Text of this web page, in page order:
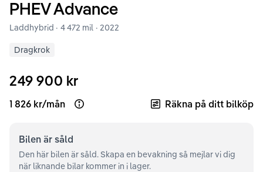
PHEV Advance
Laddhybrid · 4 472 mil · 2022
Dragkrok
249 900 kr
1 826 kr/mån Open loan example Räkna på ditt bilköp
Bilen är såld
Den här bilen är såld. Skapa en bevakning så mejlar vi dig
när liknande bilar kommer in i lager.